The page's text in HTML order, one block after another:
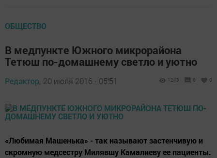
ОБЩЕСТВО
В медпункте Южного мик­рорайона
Тетюш по-домашнему светло и уютно
Редактор, 20 июля 2016 - 05:51 1248 0 0
«Любимая Машенька» - так называют застенчивую и
скромную медсестру Милявшу Камалиеву ее пациенты.